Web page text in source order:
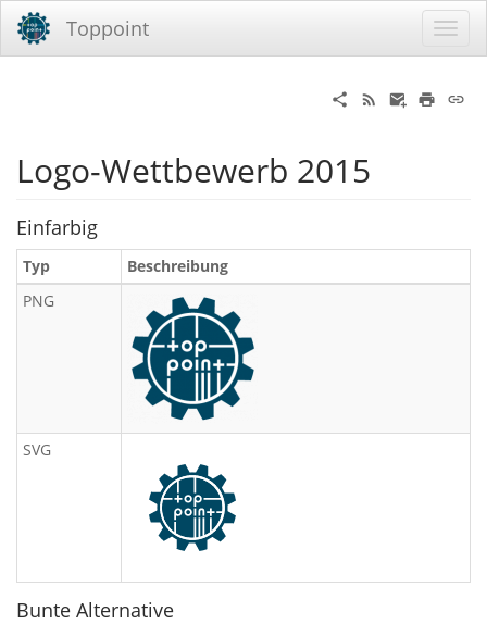
Toppoint
Logo-Wettbewerb 2015
Einfarbig
Typ
Beschreibung
PNG
SVG
Bunte Alternative